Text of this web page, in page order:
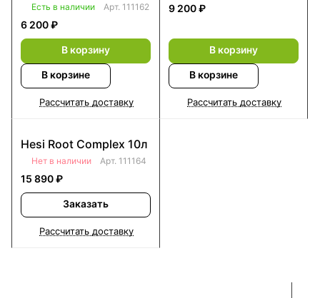
Есть в наличии Арт. 111162
6 200 ₽
В корзину
В корзине
Рассчитать доставку
9 200 ₽
В корзину
В корзине
Рассчитать доставку
Hesi Root Complex 10л
Нет в наличии Арт. 111164
15 890 ₽
Заказать
Рассчитать доставку